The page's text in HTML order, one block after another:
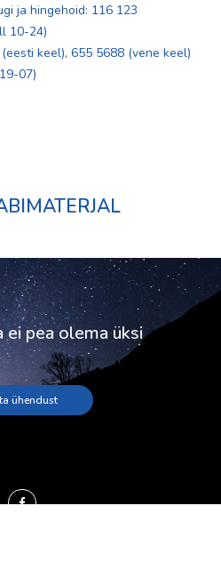
ja hingehoid: 116 123
10-24)
keel), 655 5688 (vene keel)
07)
ei pea olema üksi
ühendust
F
a